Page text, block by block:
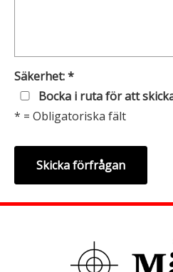
Säkerhet: *
Bocka i ruta för att
* = Obligatoriska fält